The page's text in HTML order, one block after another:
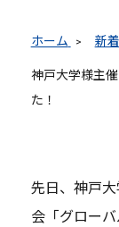
ホーム
新
神戸大学様主
た！
先日、神戸
会「グロー